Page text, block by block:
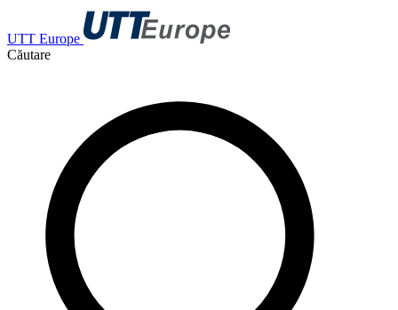
UTT Europe
Căutare